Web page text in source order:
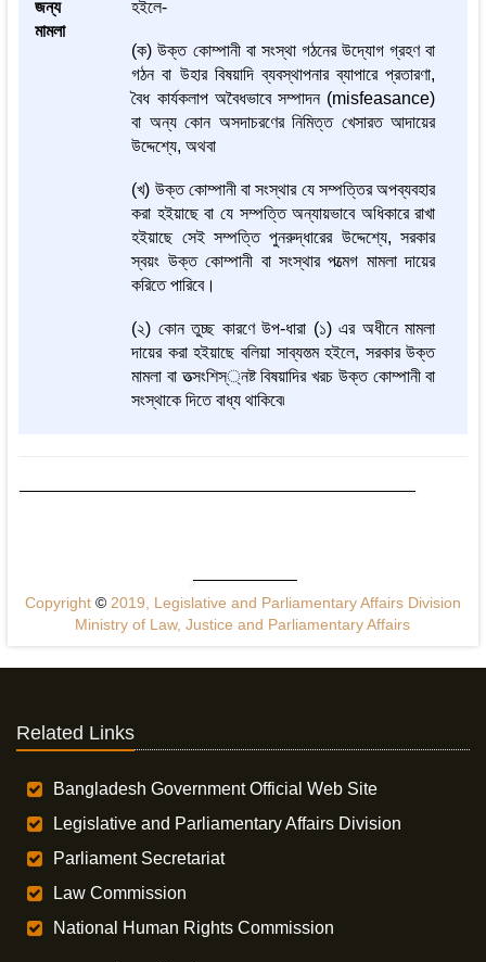
জন্য
মামলা
হইলে-
(ক) উক্ত কোম্পানী বা সংস্থা গঠনের উদ্যোগ গ্রহণ বা
গঠন বা উহার বিষয়াদি ব্যবস্থাপনার ব্যাপারে প্রতারণা,
বৈধ কার্যকলাপ অবৈধভাবে সম্পাদন (misfeasance)
বা অন্য কোন অসদাচরণের নিমিত্ত খেসারত আদায়ের
উদ্দেশ্যে, অথবা
(খ) উক্ত কোম্পানী বা সংস্থার যে সম্পত্তির অপব্যবহার
করা হইয়াছে বা যে সম্পত্তি অন্যায়ভাবে অধিকারে রাখা
হইয়াছে সেই সম্পত্তি পুনরুদ্ধারের উদ্দেশ্যে, সরকার
স্বয়ং উক্ত কোম্পানী বা সংস্থার পত্মেগ মামলা দায়ের
করিতে পারিবে।
(২) কোন তুচ্ছ কারণে উপ-ধারা (১) এর অধীনে মামলা
দায়ের করা হইয়াছে বলিয়া সাব্যস্ত্ম হইলে, সরকার উক্ত
মামলা বা তত্সংশিস্্নষ্ট বিষয়াদির খরচ উক্ত কোম্পানী বা
সংস্থাকে দিতে বাধ্য থাকিবে৷
Copyright ©2019, Legislative and Parliamentary Affairs Division
Ministry of Law, Justice and Parliamentary Affairs
Related Links
Bangladesh Government Official Web Site
Legislative and Parliamentary Affairs Division
Parliament Secretariat
Law Commission
National Human Rights Commission